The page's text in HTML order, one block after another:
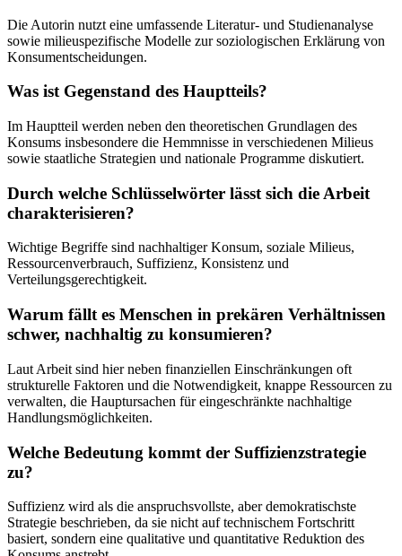
Die Autorin nutzt eine umfassende Literatur- und Studienanalyse
sowie milieuspezifische Modelle zur soziologischen Erklärung von
Konsumentscheidungen.
Was ist Gegenstand des Hauptteils?
Im Hauptteil werden neben den theoretischen Grundlagen des
Konsums insbesondere die Hemmnisse in verschiedenen Milieus
sowie staatliche Strategien und nationale Programme diskutiert.
Durch welche Schlüsselwörter lässt sich die Arbeit
charakterisieren?
Wichtige Begriffe sind nachhaltiger Konsum, soziale Milieus,
Ressourcenverbrauch, Suffizienz, Konsistenz und
Verteilungsgerechtigkeit.
Warum fällt es Menschen in prekären Verhältnissen
schwer, nachhaltig zu konsumieren?
Laut Arbeit sind hier neben finanziellen Einschränkungen oft
strukturelle Faktoren und die Notwendigkeit, knappe Ressourcen zu
verwalten, die Hauptursachen für eingeschränkte nachhaltige
Handlungsmöglichkeiten.
Welche Bedeutung kommt der Suffizienzstrategie
zu?
Suffizienz wird als die anspruchsvollste, aber demokratischste
Strategie beschrieben, da sie nicht auf technischem Fortschritt
basiert, sondern eine qualitative und quantitative Reduktion des